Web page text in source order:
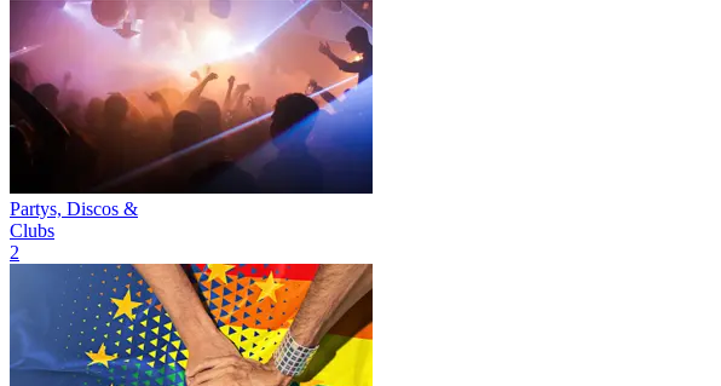
Partys, Discos &
Clubs
2